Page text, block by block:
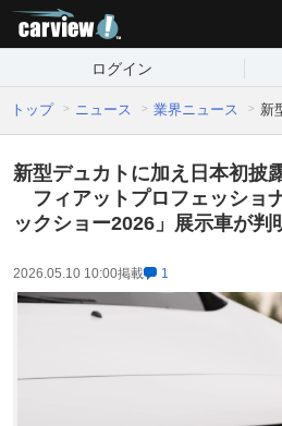
ログイン
トップ ニュース 業界ニュース 新
新型デュカトに加え日本初披
フィアットプロフェッショ
ックショー2026」展示車が判
2026.05.10 10:00掲載 1